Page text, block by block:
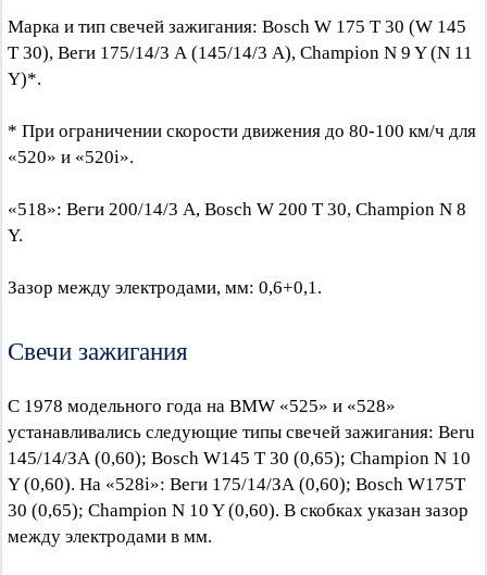
Марка и тип свечей зажигания: Bosch W 175 Т 30 (W 145
Т 30), Веги 175/14/3 А (145/14/3 A), Champion N 9 Y (N 11
Y)*.
* При ограничении скорости движения до 80-100 км/ч для
«520» и «520i».
«518»: Веги 200/14/3 A, Bosch W 200 Т 30, Champion N 8
Y.
Зазор между электродами, мм: 0,6+0,1.
Свечи зажигания
С 1978 модельного года на BMW «525» и «528»
устанавливались следующие типы свечей зажигания: Beru
145/14/ЗА (0,60); Bosch W145 Т 30 (0,65); Champion N 10
Y (0,60). На «528i»: Веги 175/14/ЗА (0,60); Bosch W175T
30 (0,65); Champion N 10 Y (0,60). В скобках указан зазор
между электродами в мм.